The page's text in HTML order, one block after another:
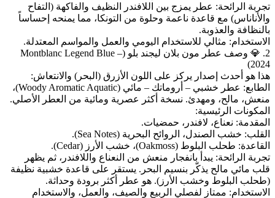
تجربة الرائحة: عطر يمزج بين اللافندر النظيف والفاكهة (التفاح
والأناناس) مع قاعدة ناعمة وحلوة من التونكا، مما يمنحه إحساساً
بالنظافة والعذوبة.
الاستخدام: مثالي للاستخدام اليومي والعمل والمواسم المعتدلة.
2. 💎 وصف عطر مون بلان ليجند بلو (Montblanc Legend Blue –
2024)
هذا هو أحدث إصدار يركز على اللون الأزرق (البحر) والانتعاش:
الطابع: عطر خشبي – أروماتك – مائي (Woody Aromatic Aquatic)،
منعش، مالح، ومهدئ. نسخة أكثر عصرية ومائية من العطر الأصلي.
المكونات الرئيسية:
المقدمة: نعناع، لافندر، حمضيات.
القلب: خشب الصندل، الروائح البحرية (Sea Notes).
القاعدة: طحلب البلوط (Oakmoss)، خشب الأرز (Cedar).
تجربة الرائحة: يبدأ بانفجار منعش من النعناع واللافندر، ثم يظهر
قلب مائي مالح يذكّر بنسيم البحر. يستقر على قاعدة خشبية نظيفة
(طحلب البلوط وخشب الأرز). هو عطر أكثر برودة وحداثة.
الاستخدام: ممتاز لفصلي الربيع والصيف، والعمل، والاستخدام